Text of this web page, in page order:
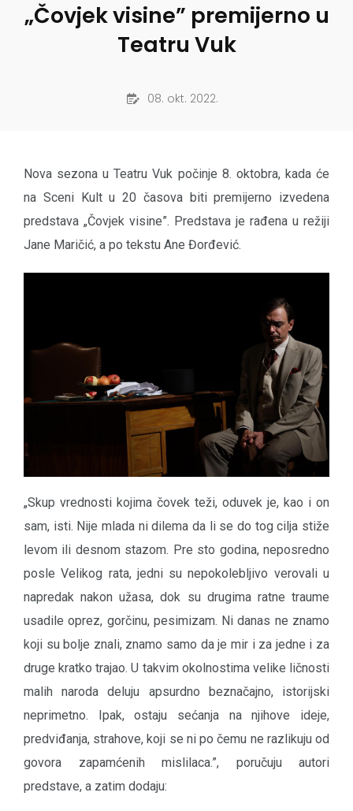
„Čovjek visine” premijerno u
Teatru Vuk
08. okt. 2022.
Nova sezona u Teatru Vuk počinje 8. oktobra, kada će
na Sceni Kult u 20 časova biti premijerno izvedena
predstava „Čovjek visine”. Predstava je rađena u režiji
Jane Maričić, a po tekstu Ane Đorđević.
„Skup vrednosti kojima čovek teži, oduvek je, kao i on
sam, isti. Nije mlada ni dilema da li se do tog cilja stiže
levom ili desnom stazom. Pre sto godina, neposredno
posle Velikog rata, jedni su nepokolebljivo verovali u
napredak nakon užasa, dok su drugima ratne traume
usadile oprez, gorčinu, pesimizam. Ni danas ne znamo
koji su bolje znali, znamo samo da je mir i za jedne i za
druge kratko trajao. U takvim okolnostima velike ličnosti
malih naroda deluju apsurdno beznačajno, istorijski
neprimetno. Ipak, ostaju sećanja na njihove ideje,
predviđanja, strahove, koji se ni po čemu ne razlikuju od
govora zapamćenih mislilaca.”, poručuju autori
predstave, a zatim dodaju: